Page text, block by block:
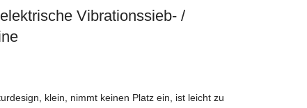
Vibrationssieb- /
klein, nimmt keinen Platz ein, ist leicht zu